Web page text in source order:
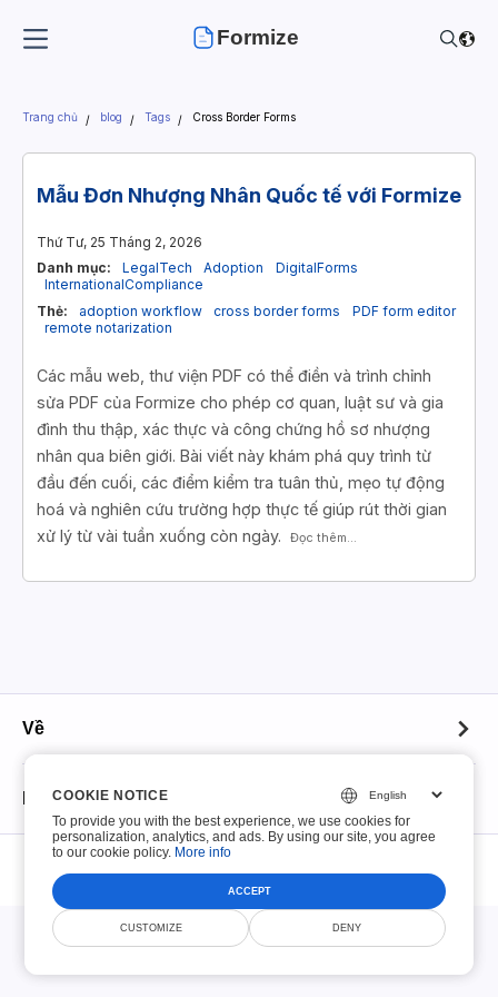
Formize
Trang chủ blog Tags Cross Border Forms
Mẫu Đơn Nhượng Nhân Quốc tế với Formize
Thứ Tư, 25 Tháng 2, 2026
Danh mục:
LegalTech Adoption
DigitalForms
InternationalCompliance
Thẻ:
adoption workflow cross border forms
PDF form editor
remote notarization
Các mẫu web, thư viện PDF có thể điền và trình chỉnh
sửa PDF của Formize cho phép cơ quan, luật sư và gia
đình thu thập, xác thực và công chứng hồ sơ nhượng
nhân qua biên giới. Bài viết này khám phá quy trình từ
đầu đến cuối, các điểm kiểm tra tuân thủ, mẹo tự động
hoá và nghiên cứu trường hợp thực tế giúp rút thời gian
xử lý từ vài tuần xuống còn ngày.
Đọc thêm...
Về
Về
Liên hệ
Chính sách lưu trữ tệp
Chính sách sử dụng chấp nhận
PDF có thể điền
PDF có thể điền
Top 100 Mẫu
© Smallize Pty Ltd 2026. Mọi quyền được bảo lưu.
Chính sách bảo mật
COOKIE NOTICE
To provide you with the best experience, we use cookies for
personalization, analytics, and ads. By using our site, you agree
to our cookie policy. More info
ACCEPT
CUSTOMIZE DENY
COOKIE NOTICE
To provide you with the best experience, we use cookies for
personalization, analytics, and ads. By using our site, you agree
to our cookie policy. More info
ACCEPT
CUSTOMIZE DENY